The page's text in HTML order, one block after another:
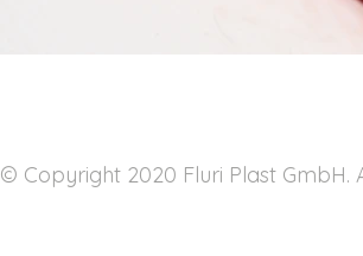
© Copyright 2020 Fluri Plast GmbH.